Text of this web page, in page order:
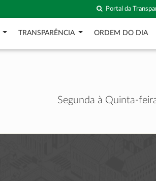
Portal da
TRANSPARÊNCIA ORDEM DO DIA
Segunda à Quinta-